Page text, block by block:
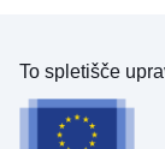
To spletišče